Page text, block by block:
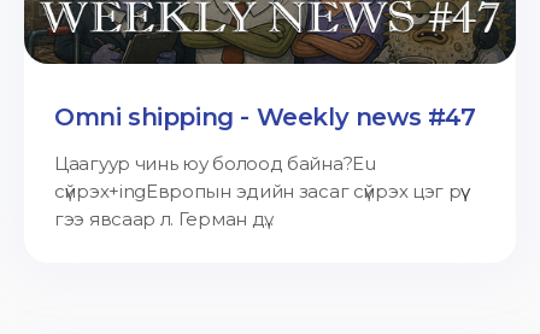
Omni shipping - Weekly news #47
Цаагуур чинь юу болоод байна?Eu
сүйрэх+ingЕвропын эдийн засаг сүйрэх цэг рүү
гээ явсаар л. Герман дү...